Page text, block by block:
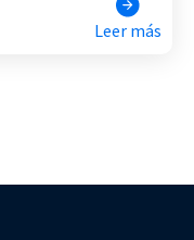
Leer más